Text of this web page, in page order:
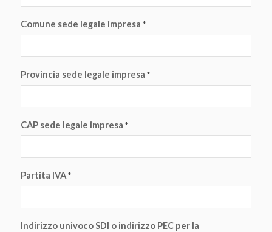
Comune sede legale impresa *
Provincia sede legale impresa *
CAP sede legale impresa *
Partita IVA*
Indirizzo univoco SDI o indirizzo PEC per la